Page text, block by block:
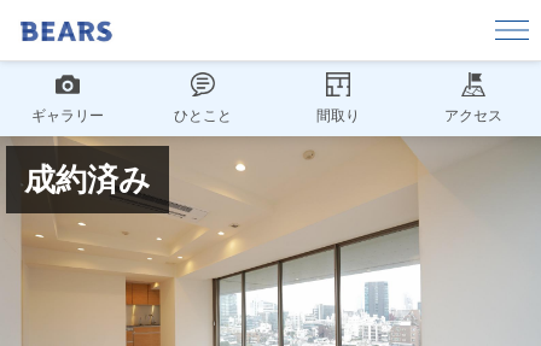
ギャラリー ひとこと 間取り アクセス
成約済み